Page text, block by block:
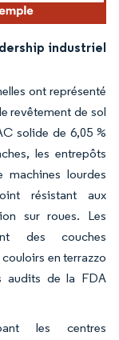
industriel
ont représenté
revêtement de sol
solide de 6,05 %
les entrepôts
machines lourdes
résistant aux
sur roues. Les
des couches
en terrazzo
audits de la FDA
les centres